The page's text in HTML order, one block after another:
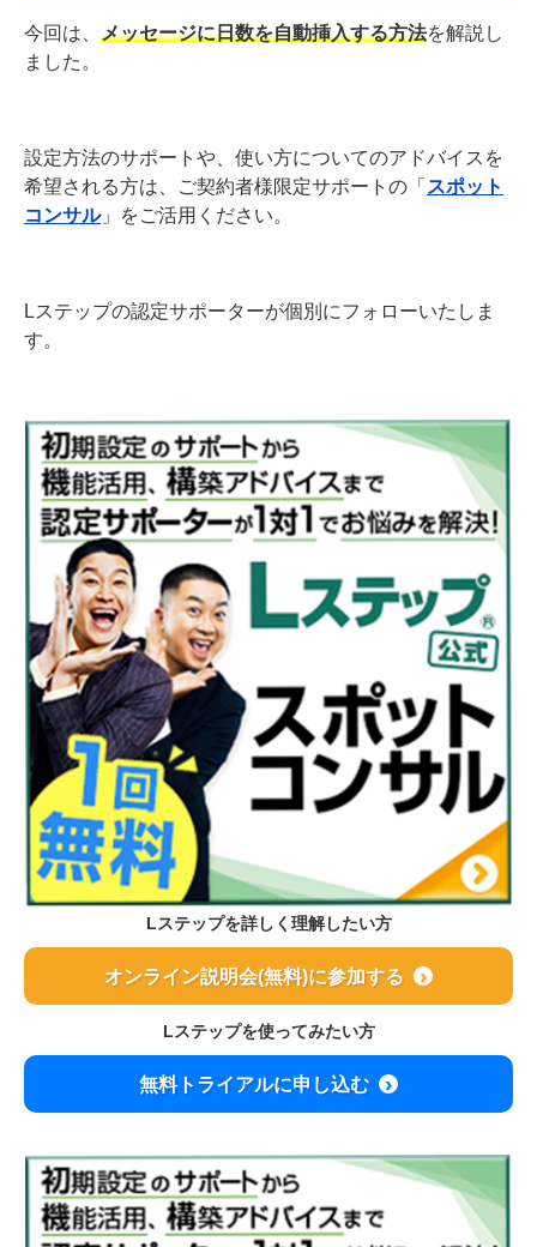
今回は、 メッセージに日数を自動挿入する方法を解説し
ました。
設定方法のサポートや、使い方についてのアドバイスを
希望される方は、ご契約者様限定サポートの「 スポット
コンサル」をご活用ください。
Lステップの認定サポーターが個別にフォローいたしま
す。
Lステップを詳しく理解したい方
オンライン説明会(無料)に参加する
Lステップを使ってみたい方
無料トライアルに申し込む